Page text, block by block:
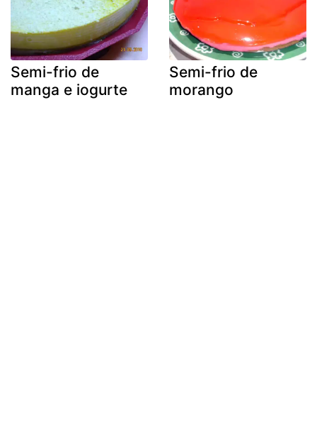
Semi-frio de
manga e iogurte
Semi-frio de
morango